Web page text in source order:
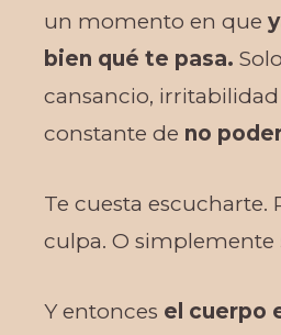
un momento en que
bien qué te pasa.
cansancio, irritabilidad
constante de no
Te cuesta escucharte.
culpa. O simplemente
Y entonces el cuerpo